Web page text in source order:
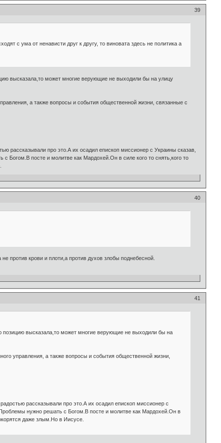
39
с ума от ненависти друг к другу, то виновата здесь не политика а
высказала,то может многие верующие не выходили бы на улицу
а также вопросы и события общественной жизни, связанные с
рассказывали про это.А их осадил епископ миссионер с Украины сказав,
Богом.В посте и молитве как Мардохей.Он в силе кого то снять,кого то
40
против крови и плоти,а против духов злобы поднебесной.
41
позицию высказала,то может многие верующие не выходили бы на
управления, а также вопросы и события общественной жизни,
рассказывали про это.А их осадил епископ миссионер с
нужно решать с Богом.В посте и молитве как Мардохей.Он в
даже злым.Но в Иисусе.